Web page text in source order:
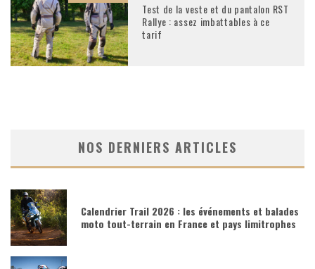
Test de la veste et du pantalon RST
Rallye : assez imbattables à ce
tarif
NOS DERNIERS ARTICLES
Calendrier Trail 2026 : les événements et balades
moto tout-terrain en France et pays limitrophes